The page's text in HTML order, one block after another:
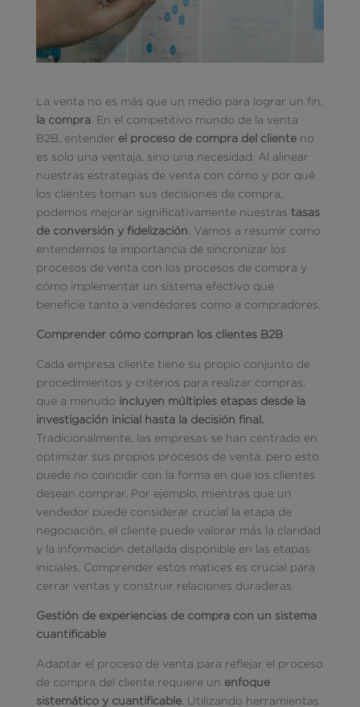
La venta no es más que un medio para lograr un fin,
la compra. En el competitivo mundo de la venta
B2B, entender el proceso de compra del clienteno
es solo una ventaja, sino una necesidad. Al alinear
nuestras estrategias de venta con cómo y por qué
los clientes toman sus decisiones de compra,
podemos mejorar significativamente nuestras tasas
de conversión y fidelización . Vamos a resumir como
entendemos la importancia de sincronizar los
procesos de venta con los procesos de compra y
cómo implementar un sistema efectivo que
beneficie tanto a vendedores como a compradores.
Comprender cómo compran los clientes B2B
Cada empresa cliente tiene su propio conjunto de
procedimientos y criterios para realizar compras,
que a menudo incluyen múltiples etapas desde la
investigación inicial hasta la decisión final.
Tradicionalmente, las empresas se han centrado en
optimizar sus propios procesos de venta, pero esto
puede no coincidir con la forma en que los clientes
desean comprar. Por ejemplo, mientras que un
vendedor puede considerar crucial la etapa de
negociación, el cliente puede valorar más la claridad
y la información detallada disponible en las etapas
iniciales. Comprender estos matices es crucial para
cerrar ventas y construir relaciones duraderas.
Gestión de experiencias de compra con un sistema
cuantificable
Adaptar el proceso de venta para reflejar el proceso
de compra del cliente requiere un enfoque
sistemático y cuantificable. Utilizando herramientas